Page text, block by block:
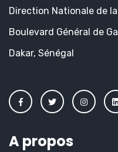
Direction Nationale de
Boulevard Général de
Dakar, Sénégal
A propos